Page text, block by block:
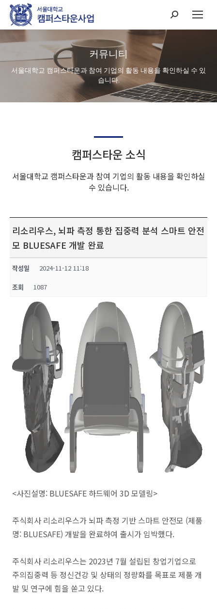
Search:
커뮤니티
서울대학교 캠퍼스타운과 참여 기업의 활동 내용을 확인하실 수 있
습니다.
캠퍼스타운 소식
서울대학교 캠퍼스타운과 참여 기업의 활동 내용을 확인하실
수 있습니다.
리소리우스, 뇌파 측정 통한 집중력 분석 스마트 안전
모 BLUESAFE 개발 완료
작성일 2024-11-12 11:18
조회 1087
<사진설명: BLUESAFE 하드웨어 3D 모델링>
주식회사 리소리우스가 뇌파 측정 기반 스마트 안전모 (제품
명: BLUESAFE) 개발을 완료하여 출시가 임박했다.
주식회사 리소리우스는 2023년 7월 설립된 창업기업으로
주의집중력 등 정신건강 및 상태의 정량화를 목표로 제품 개
발 및 연구에 힘을 쏟고 있다.